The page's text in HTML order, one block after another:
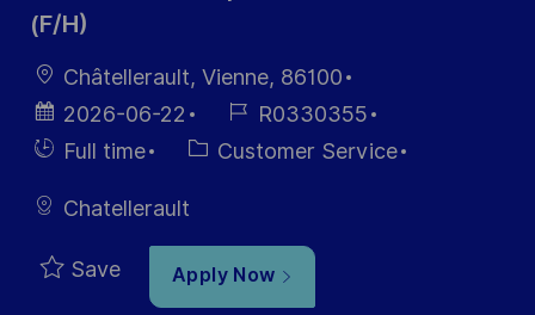
(F/H)
LocationChâtellerault, Vienne, 86100
Posted
Date
2026-06-22
Job
Id
R0330355
HiringFull time Category
Customer Service
Chatellerault
Save Apply Now